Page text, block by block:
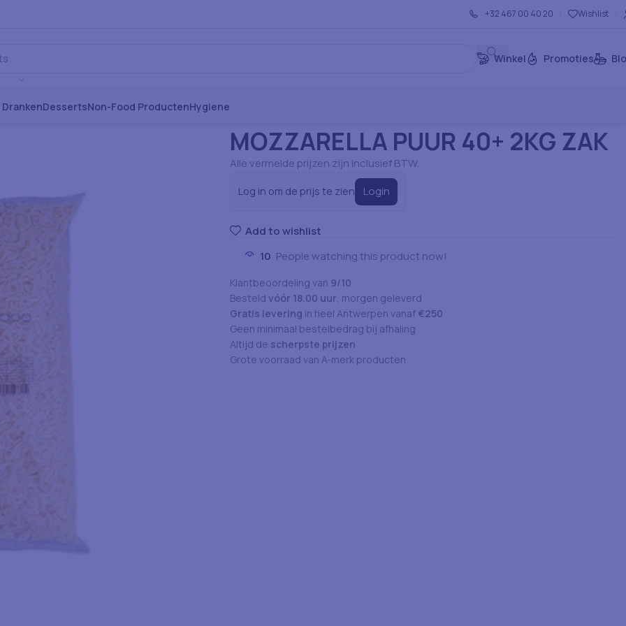
+32 467 00 40 20 Wishlist
Winkel Promoties
DessertsNon-Food ProductenHygiene
MOZZARELLA PUUR 40+ 2KG ZAK
Alle vermelde prijzen zijn inclusief BTW.
Log in om de prijs te zien Login
Add to wishlist
10 People watching this product now!
Klantbeoordeling van 9/10
Besteld vóór 18.00 uur, morgen geleverd
Gratis levering in heel Antwerpen vanaf €250
Geen minimaal bestelbedrag bij afhaling
Altijd de scherpste prijzen
Grote voorraad van A-merk producten